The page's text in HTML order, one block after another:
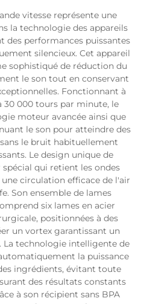
vitesse représente une
la technologie des appareils
des performances puissantes
silencieux. Cet appareil
sophistiqué de réduction du
le son tout en conservant
Fonctionnant à
30 000 tours par minute, le
moteur avancée ainsi que
le son pour atteindre des
le bruit habituellement
Le design unique de
qui retient les ondes
circulation efficace de l'air
Son ensemble de lames
six lames en acier
positionnées à des
un vortex garantissant un
technologie intelligente de
la puissance
ingrédients, évitant toute
des résultats constants
à son récipient sans BPA